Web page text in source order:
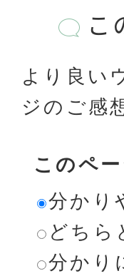
こ
より良い
ジのご感
このペ
分かり
どちら
分かり